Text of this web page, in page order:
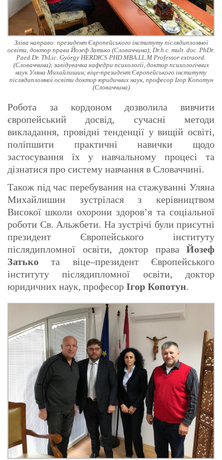
Зліва направо: президент Європейського інституту післядипломної
освіти, доктор права Йозеф Затько (Словаччина); Dr.h.c. mult. doc. PhDr.
Paed Dr. ThLic. György HERDICS PHD.MBA.LL.M Professor extraord.
(Словаччина); завідувачка кафедри психології, доктор психологічних
наук Уляна Михайлишин; віце-президент Європейського інституту
післядипломної освіти доктор юридичних наук, професор Ігор Копотун
(Словаччина)
Робота за кордоном дозволила вивчити
європейський досвід, сучасні методи
викладання, провідні тенденції у вищій освіті,
поліпшити практичні навички щодо
застосування їх у навчальному процесі та
дізнатися про систему навчання в Словаччині.
Також під час перебування на стажуванні Уляна
Михайлишин зустрілася з керівництвом
Високої школи охорони здоров’я та соціальної
роботи Св. Альжбети. На зустрічі були присутні
президент Європейського інституту
післядипломної освіти, доктор права Йозеф
Затько та віце–президент Європейського
інституту післядипломної освіти, доктор
юридичних наук, професор Ігор Копотун.